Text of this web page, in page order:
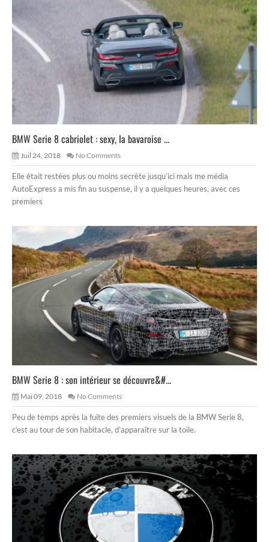
BMW Serie 8 cabriolet : sexy, la bavaroise ...
Juil 24, 2018 No Comments
Elle était restées plus ou moins secrète jusqu’ici mais me média
AutoExpress a mis fin au suspense, il y a quelques heures, avec ces
premiers
BMW Serie 8 : son intérieur se découvre&#...
Mai 09, 2018 No Comments
Peu de temps après la fuite des premiers visuels de la BMW Serie 8,
c’est au tour de son habitacle, d’apparaître sur la toile.